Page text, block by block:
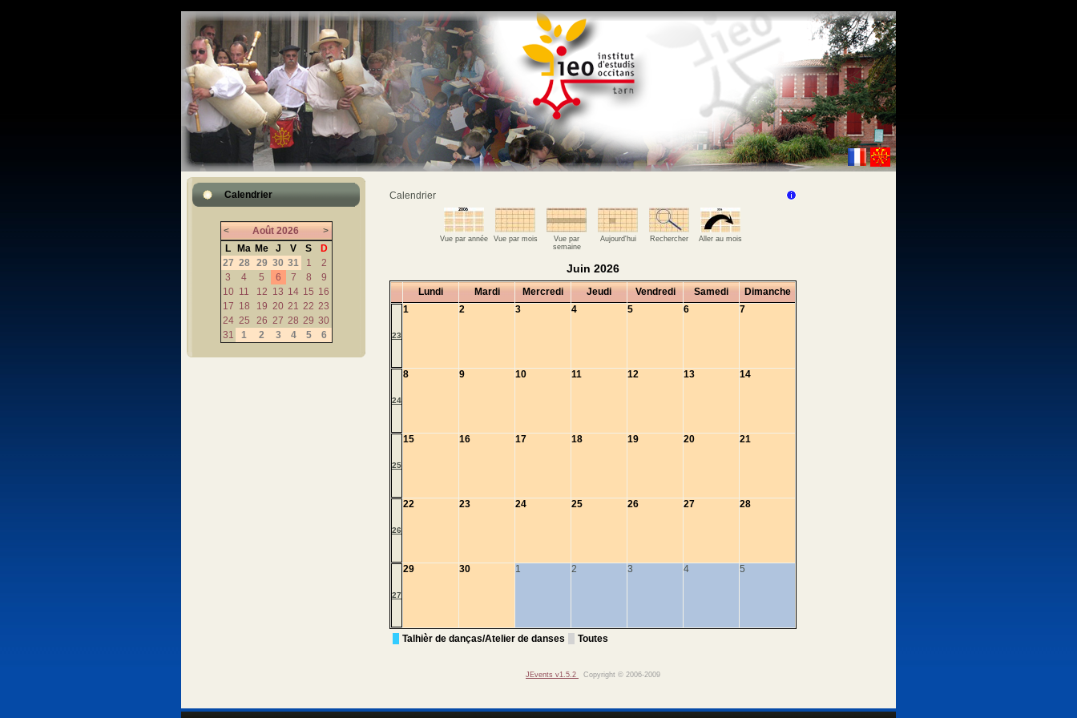
Calendrier
< Août 2026
>
L
Ma Me J V S
D
27 28 29 30 31 1
2
3
4 5 6 7 8
9
10 11 12 13 14 15 16
17 18 19 20 21 22 23
24 25 26 27 28 29 30
31
1 2 3 4 5 6
Calendrier
Vue par année Vue par mois
Vue par
semaine
Aujourd'hui Rechercher Aller au mois
Juin 2026
Lundi Mardi Mercredi Jeudi Vendredi Samedi Dimanche
23
1 2 3 4 5 6 7
24
8 9 10 11 12 13 14
25
15 16 17 18 19 20 21
26
22 23 24 25 26 27 28
27
29 30 1 2 3 4 5
Talhièr de danças/Atelier de danses Toutes
JEvents v1.5.2 Copyright © 2006-2009